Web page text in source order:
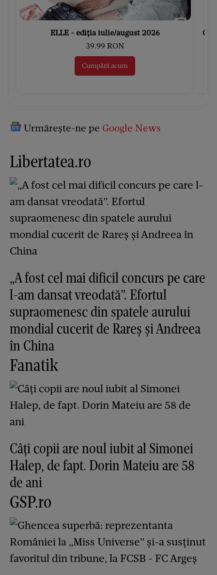
ELLE - ediția iulie/august 2026
39.99 RON
Cumpără acum
Urmărește-ne pe Google News
Libertatea.ro
„A fost cel mai dificil concurs pe care
l-am dansat vreodată”. Efortul
supraomenesc din spatele aurului
mondial cucerit de Rareș și Andreea
în China
Fanatik
Câți copii are noul iubit al Simonei
Halep, de fapt. Dorin Mateiu are 58
de ani
GSP.ro